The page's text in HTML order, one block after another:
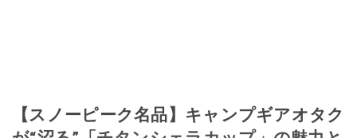
【スノーピーク名品】キャンプギアオタク